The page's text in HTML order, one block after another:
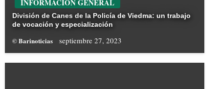
INFORMACIÓN GENERAL
División de Canes de la Policía de Viedma: un trabajo
de vocación y especialización
© Barinoticias septiembre 27, 2023